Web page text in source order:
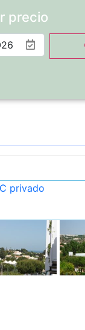
precio
privado